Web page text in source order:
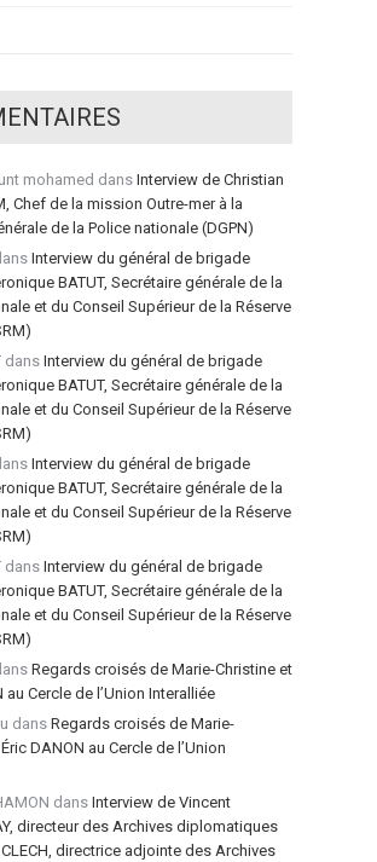
mohamed dans Interview de Christian
Chef de la mission Outre-mer à la
de la Police nationale (DGPN)
Interview du général de brigade
BATUT, Secrétaire générale de la
et du Conseil Supérieur de la Réserve
dans Interview du général de brigade
BATUT, Secrétaire générale de la
et du Conseil Supérieur de la Réserve
Interview du général de brigade
BATUT, Secrétaire générale de la
et du Conseil Supérieur de la Réserve
dans Interview du général de brigade
BATUT, Secrétaire générale de la
et du Conseil Supérieur de la Réserve
Regards croisés de Marie-Christine et
au Cercle de l’Union Interalliée
dans Regards croisés de Marie-
DANON au Cercle de l’Union
dans Interview de Vincent
directeur des Archives diplomatiques
CLECH, directrice adjointe des Archives